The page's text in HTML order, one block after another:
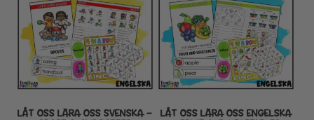
LÅT OSS LÄRA OSS SVENSKA – LÅT OSS LÄRA OSS ENGELSKA